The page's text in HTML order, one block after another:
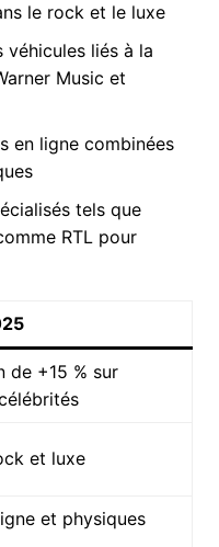
le rock et le luxe
véhicules liés à la
Music et
en ligne combinées
tels que
RTL pour
de +15 % sur
et luxe
et physiques